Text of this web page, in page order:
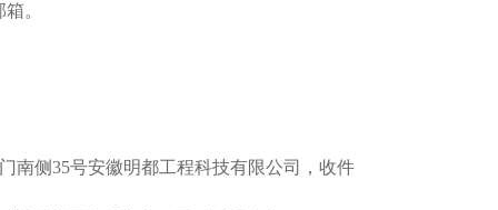
。
南侧35号安徽明都工程科技有限公司，收件